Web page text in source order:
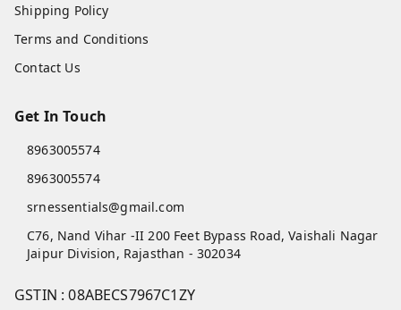
Shipping Policy
Terms and Conditions
Contact Us
Get In Touch
8963005574
8963005574
srnessentials@gmail.com
C76, Nand Vihar -II 200 Feet Bypass Road, Vaishali Nagar
Jaipur Division, Rajasthan - 302034
GSTIN :08ABECS7967C1ZY